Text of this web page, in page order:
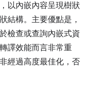
以內嵌內容呈現樹狀
結構。主要優點是，
檢查或查詢內嵌式資
譯效能而言非常重
經過高度最佳化，否